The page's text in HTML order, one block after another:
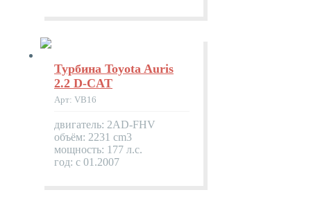
Турбина Toyota Auris
2.2 D-CAT
Арт: VB16
двигатель: 2AD-FHV
объём: 2231 cm3
мощность: 177 л.с.
год: с 01.2007